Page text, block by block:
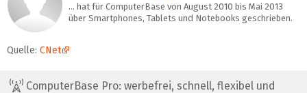
… hat für ComputerBase von August 2010 bis Mai 2013
über Smartphones, Tablets und Notebooks geschrieben.
Quelle: CNet
ComputerBase Pro: werbefrei, schnell, flexibel und